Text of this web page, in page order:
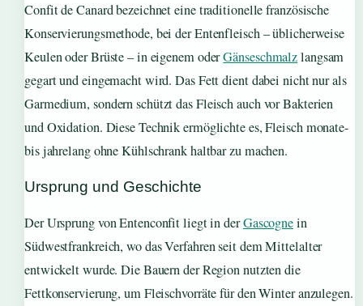
Confit de Canard bezeichnet eine traditionelle französische
Konservierungsmethode, bei der Entenfleisch – üblicherweise
Keulen oder Brüste – in eigenem oderGänseschmalzlangsam
gegart und eingemacht wird. Das Fett dient dabei nicht nur als
Garmedium, sondern schützt das Fleisch auch vor Bakterien
und Oxidation. Diese Technik ermöglichte es, Fleisch monate-
bis jahrelang ohne Kühlschrank haltbar zu machen.
Ursprung und Geschichte
Der Ursprung von Entenconfit liegt in derGascognein
Südwestfrankreich, wo das Verfahren seit dem Mittelalter
entwickelt wurde. Die Bauern der Region nutzten die
Fettkonservierung, um Fleischvorräte für den Winter anzulegen.